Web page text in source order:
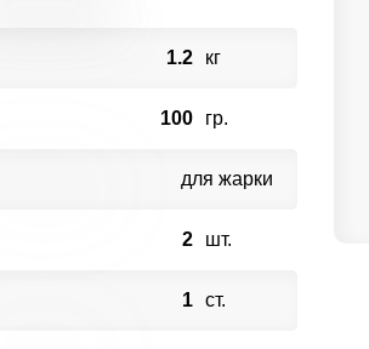
1.2 кг
100 гр.
для жарки
2 шт.
1 ст.